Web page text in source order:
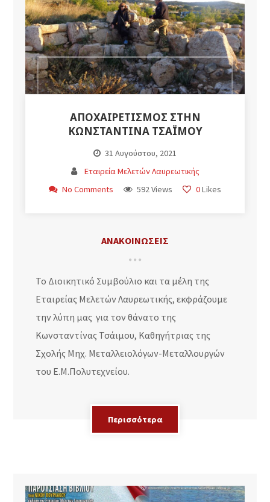
ΑΠΟΧΑΙΡΕΤΙΣΜΌΣ ΣΤΗΝ
ΚΩΝΣΤΑΝΤΊΝΑ ΤΣΆΙΜΟΥ
31 Αυγούστου, 2021
Εταιρεία Μελετών Λαυρεωτικής
No Comments
592 Views 0Likes
ΑΝΑΚΟΙΝΩΣΕΙΣ
Το Διοικητικό Συμβούλιο και τα μέλη της
Εταιρείας Μελετών Λαυρεωτικής, εκφράζουμε
την λύπη μας για τον θάνατο της
Κωνσταντίνας Τσάιμου, Καθηγήτριας της
Σχολής Μηχ. Μεταλλειολόγων-Μεταλλουργών
του Ε.Μ.Πολυτεχνείου.
Περισσότερα